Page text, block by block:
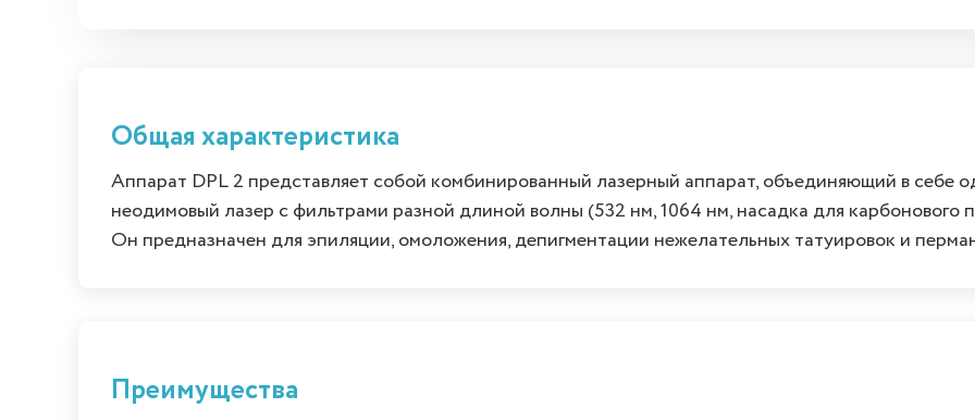
Общая характеристика
Аппарат DPL 2 представляет собой комбинированный лазерный аппарат, объединяющий в себе
неодимовый лазер с фильтрами разной длиной волны (532 нм, 1064 нм, насадка для карбонового
Он предназначен для эпиляции, омоложения, депигментации нежелательных татуировок и
Преимущества